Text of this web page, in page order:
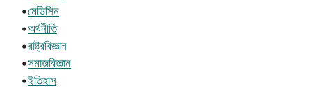
•মেডিসিন
•অর্থনীতি
•রাষ্ট্রবিজ্ঞান
•সমাজবিজ্ঞান
•ইতিহাস